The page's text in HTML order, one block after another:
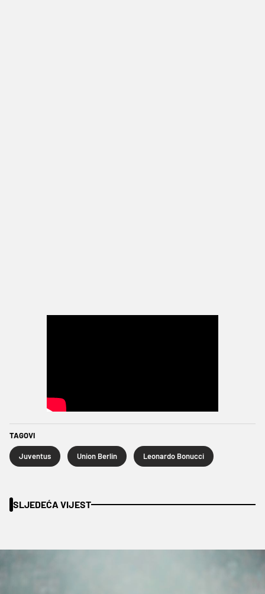
TAGOVI
Juventus Union Berlin Leonardo Bonucci
SLJEDEĆA VIJEST